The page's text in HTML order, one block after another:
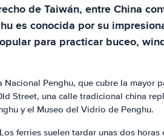
de Taiwán, entre China
es conocida por su
para practicar buceo,
Penghu, que cubre la mayor
Street, una calle tradicional china
y el Museo del Vidrio de Penghu.
ferries suelen tardar unas dos